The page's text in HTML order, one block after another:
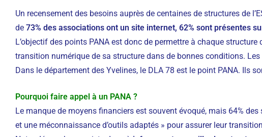
Un recensement des besoins auprès de centaines de structures de
de 73% des associations ont un site internet, 62% sont présentes
L’objectif des points PANA est donc de permettre à chaque
transition numérique de sa structure dans de bonnes conditions.
Dans le département des Yvelines, le DLA 78 est le point PANA. Ils
Pourquoi faire appel à un PANA ?
Le manque de moyens financiers est souvent évoqué, mais 64%
et une méconnaissance d’outils adaptés » pour assurer leur